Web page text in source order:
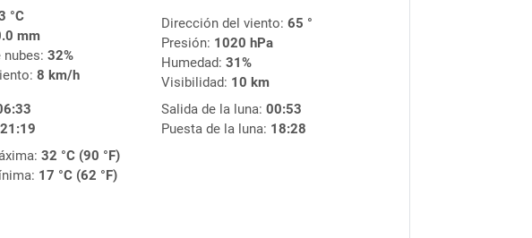
°C
mm
nubes: 32%
8 km/h
Dirección del viento: 65 °
Presión: 1020 hPa
Humedad: 31%
Visibilidad: 10 km
21:19
Salida de la luna: 00:53
Puesta de la luna: 18:28
32 °C (90 °F)
17 °C (62 °F)